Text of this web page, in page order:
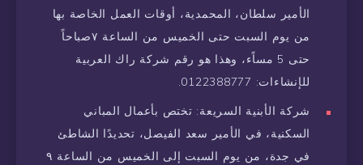
الأمير سلطان، المحمدية، أوقات العمل الخاصة بها
من يوم السبت حتى الخميس من الساعة ٧صباحاً
حتى 5 مساًء، وهذا هو رقم شركة راك العربية
للإنشاءات: 0122388777.
شركة الأبنية السريعة: تختص بأعمال المباني
السكنية، في الأمير سعد الفيصل، تحديدًا الشاطئ
في جدة، من يوم السبت إلى الخميس من الساعة ٩